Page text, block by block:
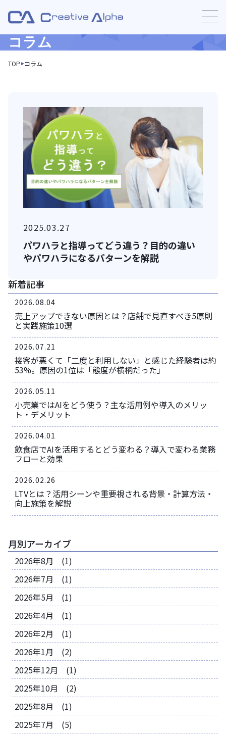
コラム
TOP コラム
2025.03.27
パワハラと指導ってどう違う？目的の違い
やパワハラになるパターンを解説
新着記事
2026.08.04
売上アップできない原因とは？店舗で見直すべき5原則
と実践施策10選
2026.07.21
接客が悪くて「二度と利用しない」と感じた経験者は約
53%。原因の1位は「態度が横柄だった」
2026.05.11
小売業ではAIをどう使う？主な活用例や導入のメリッ
ト・デメリット
2026.04.01
飲食店でAIを活用するとどう変わる？導入で変わる業務
フローと効果
2026.02.26
LTVとは？活用シーンや重要視される背景・計算方法・
向上施策を解説
月別アーカイブ
2026年8月 (1)
2026年7月 (1)
2026年5月 (1)
2026年4月 (1)
2026年2月 (1)
2026年1月 (2)
2025年12月 (1)
2025年10月 (2)
2025年8月 (1)
2025年7月 (5)